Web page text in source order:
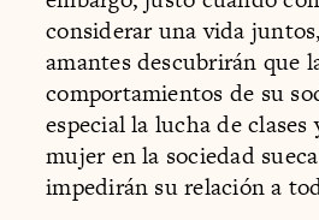
considerar una vida
amantes descubrirán que
comportamientos de su
especial la lucha de
mujer en la sociedad sueca
impedirán su relación a